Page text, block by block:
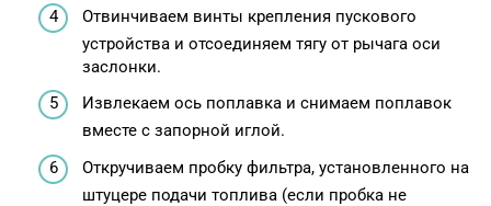
Отвинчиваем винты крепления пускового
устройства и отсоединяем тягу от рычага оси
заслонки.
Извлекаем ось поплавка и снимаем поплавок
вместе с запорной иглой.
Откручиваем пробку фильтра, установленного на
штуцере подачи топлива (если пробка не